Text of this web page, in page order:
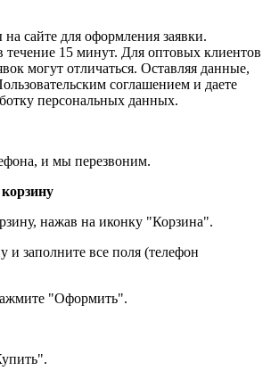
сайте для оформления заявки.
течение 15 минут. Для оптовых клиентов
могут отличаться. Оставляя данные,
соглашением и даете
персональных данных.
и мы перезвоним.
нажав на иконку "Корзина".
и заполните все поля (телефон
"Оформить".